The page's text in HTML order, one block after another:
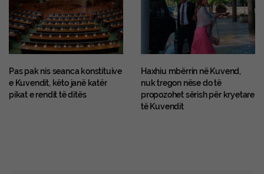
Pas pak nis seanca konstituive
e Kuvendit, këto janë katër
pikat e rendit të ditës
Haxhiu mbërrin në Kuvend,
nuk tregon nëse do të
propozohet sërish për kryetare
të Kuvendit